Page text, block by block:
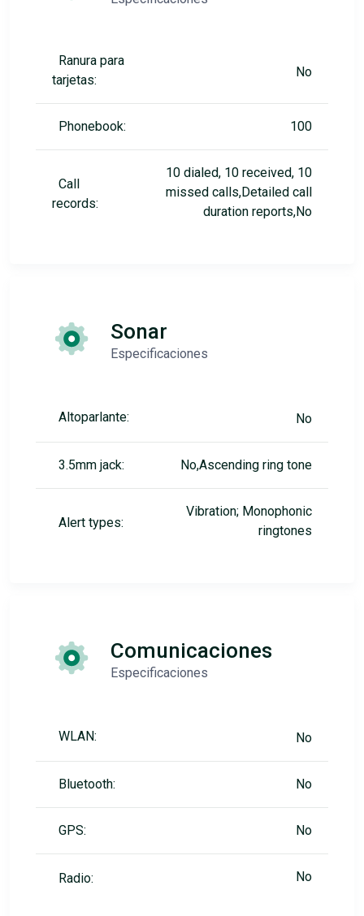
Ranura para
tarjetas:
No
Phonebook: 100
Call
records:
10 dialed, 10 received, 10
missed calls,Detailed call
duration reports,No
Sonar
Especificaciones
Altoparlante: No
3.5mm jack: No,Ascending ring tone
Alert types:
Vibration; Monophonic
ringtones
Comunicaciones
Especificaciones
WLAN: No
Bluetooth: No
GPS: No
Radio: No